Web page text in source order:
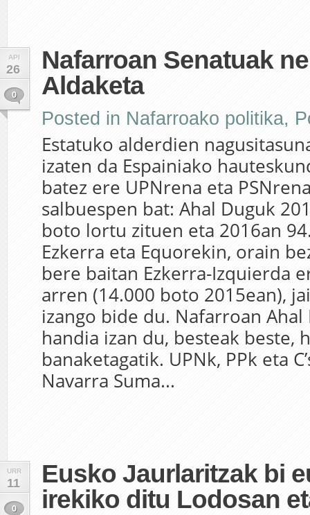
API
26
0
Nafarroan Senatuak
Aldaketa
Posted in Nafarroako politika,
Estatuko alderdien
izaten da Espainiako
batez ere UPNrena eta
salbuespen bat: Ahal Duguk
boto lortu zituen eta 2016an
Ezkerra eta Equorekin, orain
bere baitan Ezkerra-Izquierda
arren (14.000 boto 2015ean),
izango bide du. Nafarroan
handia izan du, besteak beste,
banaketagatik. UPNk, PPk eta
Navarra Suma...
URR
11
0
Eusko Jaurlaritzak bi
irekiko ditu Lodosan